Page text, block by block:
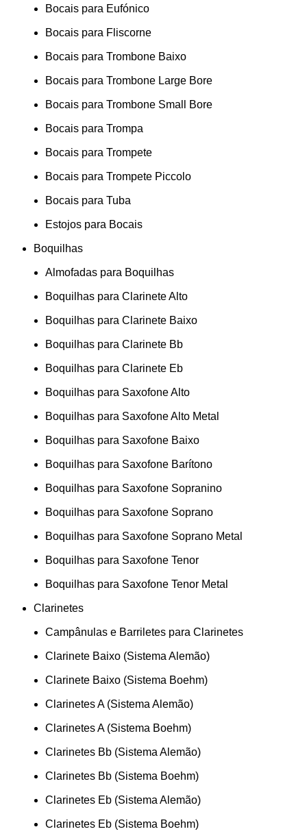
Bocais para Eufónico
Bocais para Fliscorne
Bocais para Trombone Baixo
Bocais para Trombone Large Bore
Bocais para Trombone Small Bore
Bocais para Trompa
Bocais para Trompete
Bocais para Trompete Piccolo
Bocais para Tuba
Estojos para Bocais
Boquilhas
Almofadas para Boquilhas
Boquilhas para Clarinete Alto
Boquilhas para Clarinete Baixo
Boquilhas para Clarinete Bb
Boquilhas para Clarinete Eb
Boquilhas para Saxofone Alto
Boquilhas para Saxofone Alto Metal
Boquilhas para Saxofone Baixo
Boquilhas para Saxofone Barítono
Boquilhas para Saxofone Sopranino
Boquilhas para Saxofone Soprano
Boquilhas para Saxofone Soprano Metal
Boquilhas para Saxofone Tenor
Boquilhas para Saxofone Tenor Metal
Clarinetes
Campânulas e Barriletes para Clarinetes
Clarinete Baixo (Sistema Alemão)
Clarinete Baixo (Sistema Boehm)
Clarinetes A (Sistema Alemão)
Clarinetes A (Sistema Boehm)
Clarinetes Bb (Sistema Alemão)
Clarinetes Bb (Sistema Boehm)
Clarinetes Eb (Sistema Alemão)
Clarinetes Eb (Sistema Boehm)